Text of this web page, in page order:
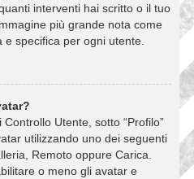
interventi hai scritto o il tuo
più grande nota come
specifica per ogni utente.
Utente, sotto “Profilo”
utilizzando uno dei seguenti
Remoto oppure Carica.
o meno gli avatar e